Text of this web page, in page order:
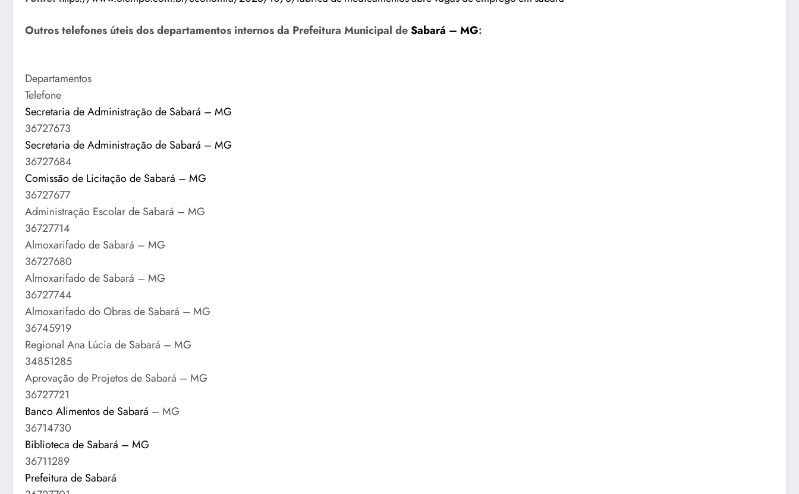
Outros telefones úteis dos departamentos internos da Prefeitura Municipal deSabará – MG:
Departamentos
Telefone
Secretaria de Administração de Sabará – MG
36727673
Secretaria de Administração de Sabará – MG
36727684
Comissão de Licitação de Sabará – MG
36727677
Administração Escolar de Sabará – MG
36727714
Almoxarifado de Sabará – MG
36727680
Almoxarifado de Sabará – MG
36727744
Almoxarifado do Obras de Sabará – MG
36745919
Regional Ana Lúcia de Sabará – MG
34851285
Aprovação de Projetos de Sabará – MG
36727721
Banco Alimentos de Sabará – MG
36714730
Biblioteca de Sabará – MG
36711289
Prefeitura de Sabará